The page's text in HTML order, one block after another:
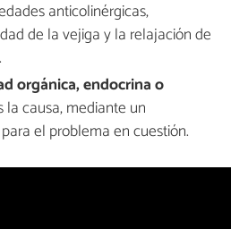
anticolinérgicas,
de la vejiga y la relajación de
orgánica, endocrina o
la causa, mediante un
el problema en cuestión.